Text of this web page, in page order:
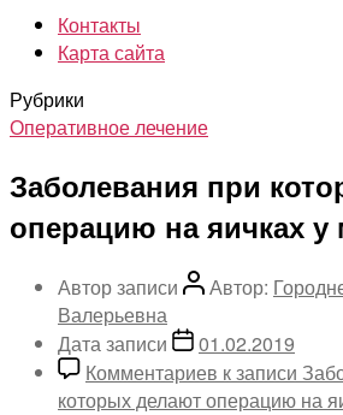
Контакты
Карта сайта
Рубрики
Оперативное лечение
Заболевания при
операцию на яичках у
Автор записи Автор:
Валерьевна
Дата записи
01.02.2019
Комментариев к записи
которых делают операцию на